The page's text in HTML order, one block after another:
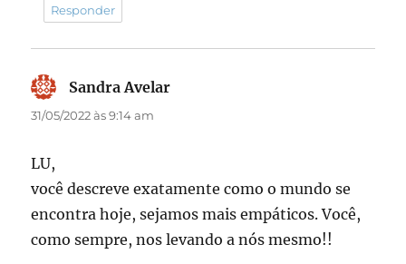
Responder
Sandra Avelar
31/05/2022 às 9:14 am
LU,
você descreve exatamente como o mundo se
encontra hoje, sejamos mais empáticos. Você,
como sempre, nos levando a nós mesmo!!